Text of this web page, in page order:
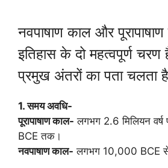
नवपाषाण काल और
इतिहास के दो महत्वपूर्ण
प्रमुख अंतरों का पता चलता
1. समय अवधि-
पूरापाषाण काल- लगभग 2.6 मिलियन
BCE तक।
नवपाषाण काल- लगभग 10,000 BCE